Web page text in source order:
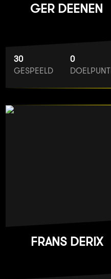
GER DEENEN
30
GESPEELD
0
FRANS DERIX